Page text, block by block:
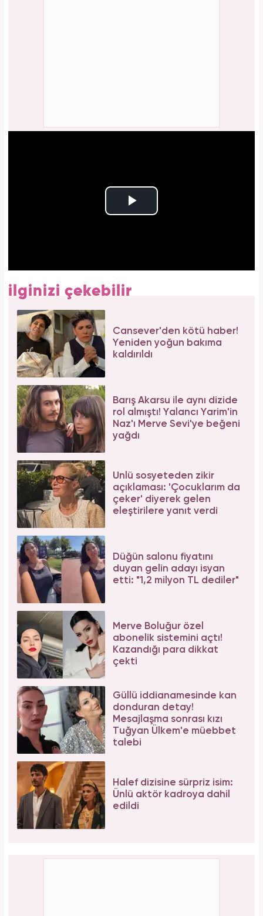
ilginizi çekebilir
Cansever'den kötü haber!
Yeniden yoğun bakıma
kaldırıldı
Barış Akarsu ile aynı dizide
rol almıştı! Yalancı Yarim'in
Naz'ı Merve Sevi'ye beğeni
yağdı
Ünlü sosyeteden zikir
açıklaması: 'Çocuklarım da
çeker' diyerek gelen
eleştirilere yanıt verdi
Düğün salonu fiyatını
duyan gelin adayı isyan
etti: "1,2 milyon TL dediler"
Merve Boluğur özel
abonelik sistemini açtı!
Kazandığı para dikkat
çekti
Güllü iddianamesinde kan
donduran detay!
Mesajlaşma sonrası kızı
Tuğyan Ülkem'e müebbet
talebi
Halef dizisine sürpriz isim:
Ünlü aktör kadroya dahil
edildi